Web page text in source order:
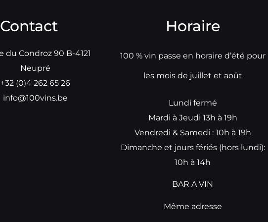
Contact
du Condroz 90 B-4121
Neupré
+32 (0)4 262 65 26
info@100vins.be
Horaire
100 % vin passe en horaire d’été pour
les mois de juillet et août
Lundi fermé
Mardi à Jeudi 13h à 19h
Vendredi & Samedi : 10h à 19h
Dimanche et jours fériés (hors lundi):
10h à 14h
BAR A VIN
Même adresse